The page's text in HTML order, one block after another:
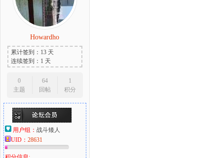
Howardho
累计签到：13 天
连续签到：1 天
0
主题
64
回帖
1
积分
用户组： 战斗矮人
UID： 28631